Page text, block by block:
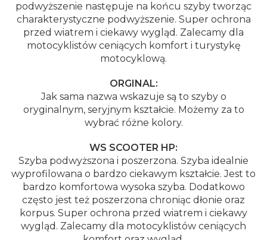
podwyższenie następuje na końcu szyby tworząc
charakterystyczne podwyższenie. Super ochrona
przed wiatrem i ciekawy wygląd. Zalecamy dla
motocyklistów ceniących komfort i turystykę
motocyklową.
ORGINAL:
Jak sama nazwa wskazuje są to szyby o
oryginalnym, seryjnym kształcie. Możemy za to
wybrać różne kolory.
WS SCOOTER HP:
Szyba podwyższona i poszerzona. Szyba idealnie
wyprofilowana o bardzo ciekawym kształcie. Jest to
bardzo komfortowa wysoka szyba. Dodatkowo
często jest też poszerzona chroniąc dłonie oraz
korpus. Super ochrona przed wiatrem i ciekawy
wygląd. Zalecamy dla motocyklistów ceniących